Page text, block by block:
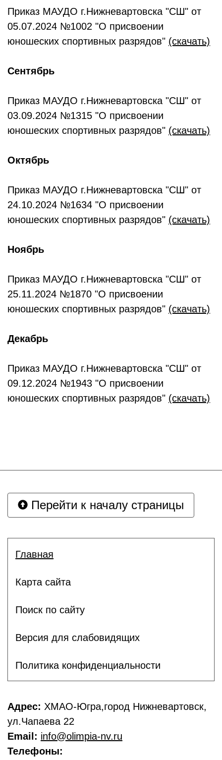
Приказ МАУДО г.Нижневартовска "СШ" от
05.07.2024 №1002 "О присвоении
юношеских спортивных разрядов" (скачать)
Сентябрь
Приказ МАУДО г.Нижневартовска "СШ" от
03.09.2024 №1315 "О присвоении
юношеских спортивных разрядов" (скачать)
Октябрь
Приказ МАУДО г.Нижневартовска "СШ" от
24.10.2024 №1634 "О присвоении
юношеских спортивных разрядов" (скачать)
Ноябрь
Приказ МАУДО г.Нижневартовска "СШ" от
25.11.2024 №1870 "О присвоении
юношеских спортивных разрядов" (скачать)
Декабрь
Приказ МАУДО г.Нижневартовска "СШ" от
09.12.2024 №1943 "О присвоении
юношеских спортивных разрядов" (скачать)
Перейти к началу страницы
Главная
Карта сайта
Поиск по сайту
Версия для слабовидящих
Политика конфиденциальности
Адрес: ХМАО-Югра,город Нижневартовск,
ул.Чапаева 22
Email: info@olimpia-nv.ru
Телефоны: